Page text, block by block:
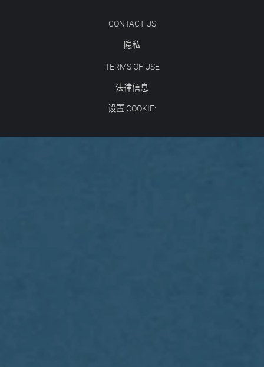
CONTACT US
隐私
TERMS OF USE
法律信息
设置 COOKIE: